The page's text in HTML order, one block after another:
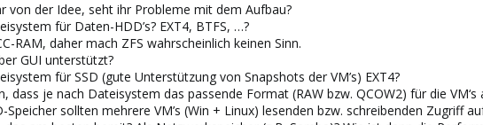
von der Idee, seht ihr Probleme mit dem Aufbau?
für Daten-HDD’s? EXT4, BTFS, …?
RAM, daher mach ZFS wahrscheinlich keinen Sinn.
GUI unterstützt?
für SSD (gute Unterstützung von Snapshots der VM’s) EXT4?
dass je nach Dateisystem das passende Format (RAW bzw. QCOW2) für die
Speicher sollten mehrere VM’s (Win + Linux) lesenden bzw. schreibenden Zugriff